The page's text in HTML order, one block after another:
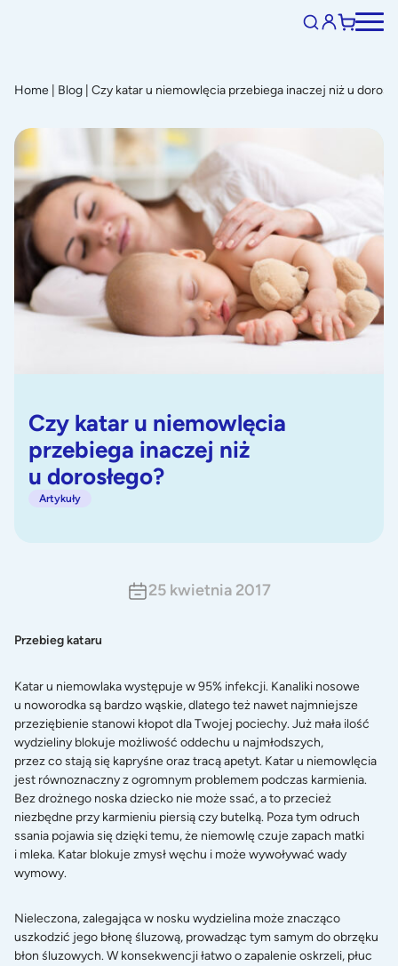
Home Blog Czy katar u niemowlęcia przebiega inaczej niż u
Czy katar u niemowlęcia
przebiega inaczej niż
u dorosłego?
Artykuły
25 kwietnia 2017
Przebieg kataru
Katar u niemowlaka występuje w 95% infekcji. Kanaliki nosowe
u noworodka są bardzo wąskie, dlatego też nawet najmniejsze
przeziębienie stanowi kłopot dla Twojej pociechy. Już mała ilość
wydzieliny blokuje możliwość oddechu u najmłodszych,
przez co stają się kapryśne oraz tracą apetyt. Katar u niemowlęcia
jest równoznaczny z ogromnym problemem podczas karmienia.
Bez drożnego noska dziecko nie może ssać, a to przecież
niezbędne przy karmieniu piersią czy butelką. Poza tym odruch
ssania pojawia się dzięki temu, że niemowlę czuje zapach matki
i mleka. Katar blokuje zmysł węchu i może wywoływać wady
wymowy.
Nieleczona, zalegająca w nosku wydzielina może znacząco
uszkodzić jego błonę śluzową, prowadząc tym samym do obrzęku
błon śluzowych. W konsekwencji łatwo o zapalenie oskrzeli, płuc